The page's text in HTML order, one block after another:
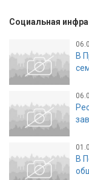
Социальная
В
В